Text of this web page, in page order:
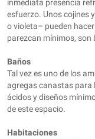
inmediata presencia
esfuerzo. Unos cojines
o violeta– pueden
parezcan mínimos, son
Baños
Tal vez es uno de los
agregas canastas para
ácidos y diseños
de este espacio.
Habitaciones